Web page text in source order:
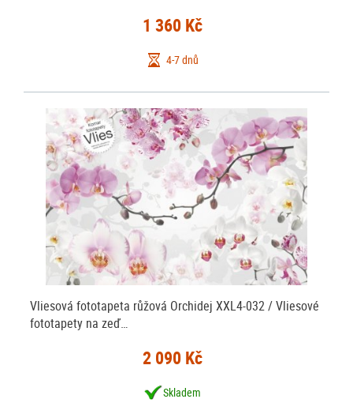
1 360 Kč
4-7 dnů
Vliesová fototapeta růžová Orchidej XXL4-032 / Vliesové
fototapety na zeď…
2 090 Kč
Skladem